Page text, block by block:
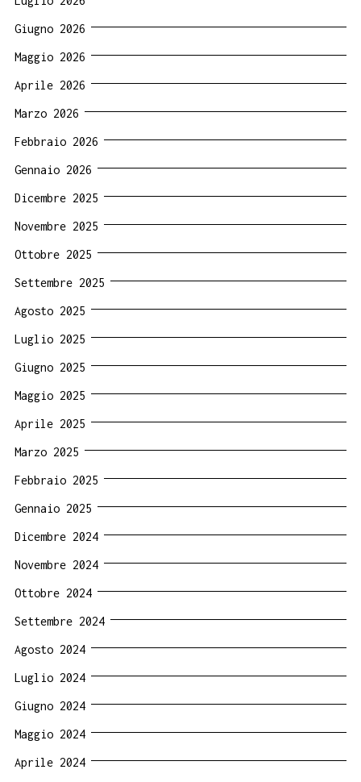
Giugno 2026
Maggio 2026
Aprile 2026
Marzo 2026
Febbraio 2026
Gennaio 2026
Dicembre 2025
Novembre 2025
Ottobre 2025
Settembre 2025
Agosto 2025
Luglio 2025
Giugno 2025
Maggio 2025
Aprile 2025
Marzo 2025
Febbraio 2025
Gennaio 2025
Dicembre 2024
Novembre 2024
Ottobre 2024
Settembre 2024
Agosto 2024
Luglio 2024
Giugno 2024
Maggio 2024
Aprile 2024